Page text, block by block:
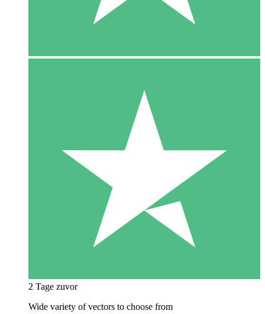
2 Tage zuvor
Wide variety of vectors to choose from